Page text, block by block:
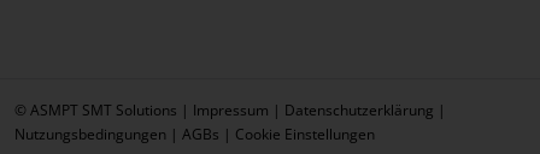
© ASMPT SMT Solutions | Impressum | Datenschutzerklärung |
Nutzungsbedingungen | AGBs | Cookie Einstellungen